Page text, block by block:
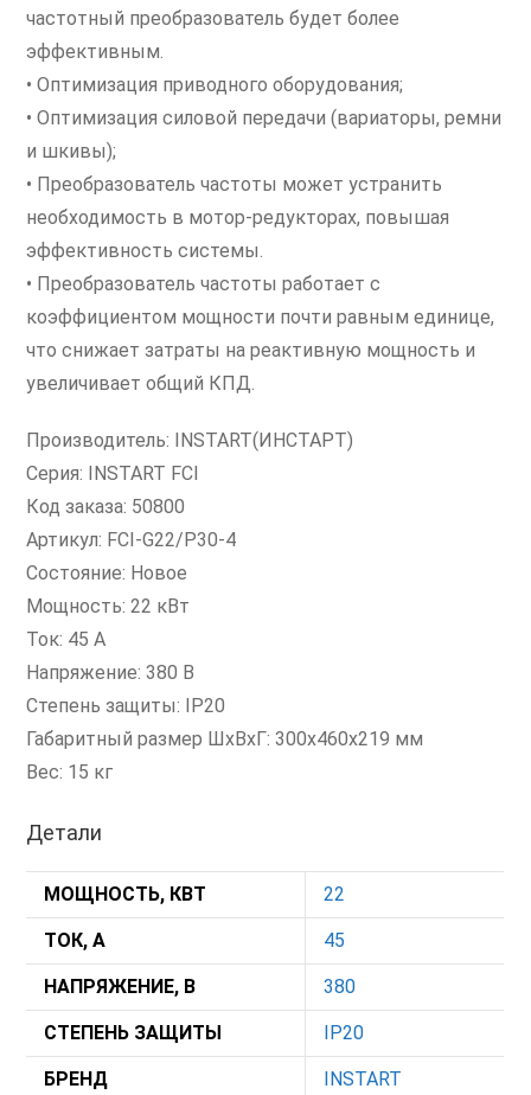
частотный преобразователь будет более
эффективным.
• Оптимизация приводного оборудования;
• Оптимизация силовой передачи (вариаторы, ремни
и шкивы);
• Преобразователь частоты может устранить
необходимость в мотор-редукторах, повышая
эффективность системы.
• Преобразователь частоты работает с
коэффициентом мощности почти равным единице,
что снижает затраты на реактивную мощность и
увеличивает общий КПД.
Производитель: INSTART(ИНСТАРТ)
Серия: INSTART FCI
Код заказа: 50800
Артикул: FCI-G22/P30-4
Состояние: Новое
Мощность: 22 кВт
Ток: 45 А
Напряжение: 380 В
Степень защиты: IP20
Габаритный размер ШхВхГ: 300x460x219 мм
Вес: 15 кг
Детали
МОЩНОСТЬ, КВТ 22
ТОК, А 45
НАПРЯЖЕНИЕ, В 380
СТЕПЕНЬ ЗАЩИТЫ IP20
БРЕНД INSTART